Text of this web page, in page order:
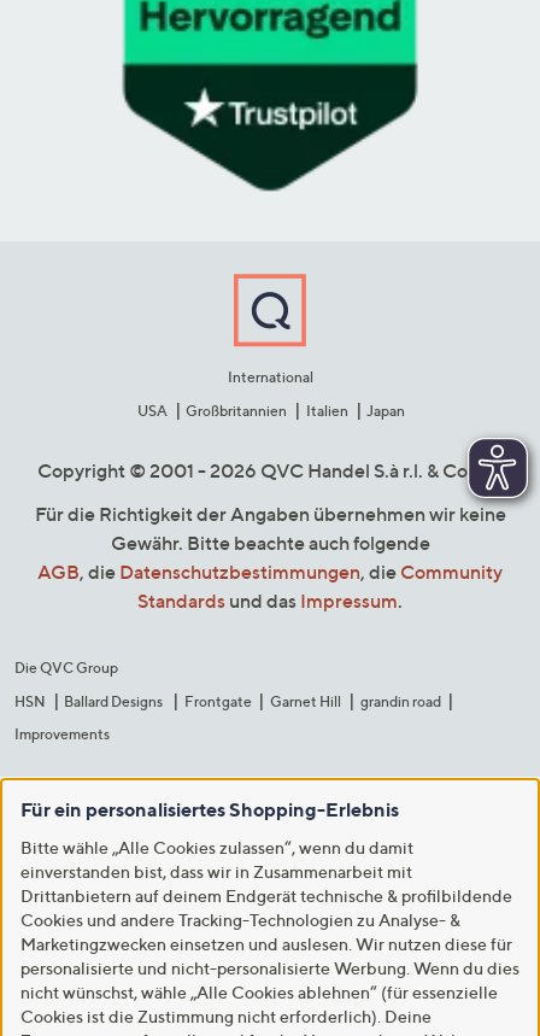
International
USA
Großbritannien Italien Japan
Copyright © 2001 - 2026 QVC Handel S.à r.l. & Co. KG
Für die Richtigkeit der Angaben übernehmen wir keine
Gewähr. Bitte beachte auch folgende
AGB, die Datenschutzbestimmungen, die Community
Standards und das Impressum.
Die QVC Group
HSN
Ballard Designs Frontgate Garnet Hill
grandin road
Improvements
Für ein personalisiertes Shopping-Erlebnis
Bitte wähle „Alle Cookies zulassen“, wenn du damit
einverstanden bist, dass wir in Zusammenarbeit mit
Drittanbietern auf deinem Endgerät technische & profilbildende
Cookies und andere Tracking-Technologien zu Analyse- &
Marketingzwecken einsetzen und auslesen. Wir nutzen diese für
personalisierte und nicht-personalisierte Werbung. Wenn du dies
nicht wünschst, wähle „Alle Cookies ablehnen“ (für essenzielle
Cookies ist die Zustimmung nicht erforderlich). Deine